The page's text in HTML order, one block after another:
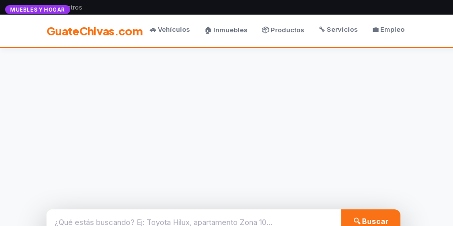
Anunciate con nosotros
GuateChivas.com 🚗 Vehículos 🏠 Inmuebles 📦 Productos 🔧 Servicios 💼 Empleo
🔍 Buscar
MUEBLES Y HOGAR